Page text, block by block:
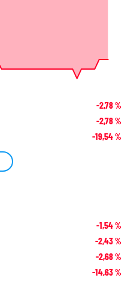
-2,78%
-2,78%
-19,54%
-1,54%
-2,43%
-2,68%
-14,63%